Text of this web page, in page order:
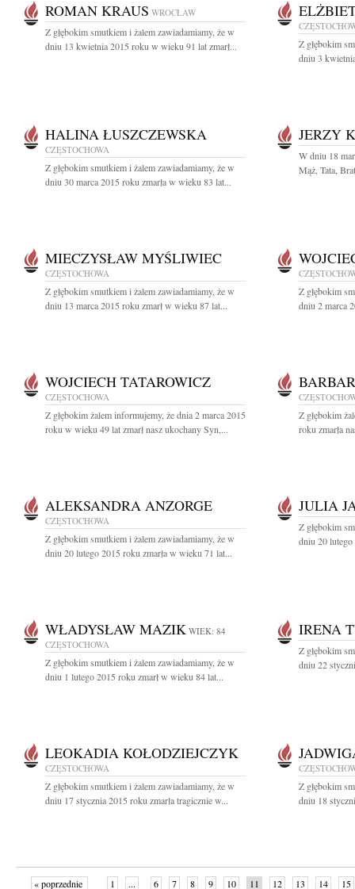
ROMAN KRAUS WROCŁAW
Z głębokim smutkiem i żalem zawiadamiamy, że w
dniu 13 kwietnia 2015 roku w wieku 91 lat zmarł...
Z głębokim
dniu 3
HALINA ŁUSZCZEWSKA
CZĘSTOCHOWA
Z głębokim smutkiem i żalem zawiadamiamy, że w
dniu 30 marca 2015 roku zmarła w wieku 83 lat...
JERZY
W dniu 18
Mąż, Tata,
MIECZYSŁAW MYŚLIWIEC
CZĘSTOCHOWA
Z głębokim smutkiem i żalem zawiadamiamy, że w
dniu 13 marca 2015 roku zmarł w wieku 87 lat...
Z głębokim
dniu 2 marca
WOJCIECH TATAROWICZ
CZĘSTOCHOWA
Z głębokim żalem informujemy, że dnia 2 marca 2015
roku w wieku 49 lat zmarł nasz ukochany Syn,...
Z głębokim
roku zmarła
ALEKSANDRA ANZORGE
CZĘSTOCHOWA
Z głębokim smutkiem i żalem zawiadamiamy, że w
dniu 20 lutego 2015 roku zmarła w wieku 71 lat...
JULIA
Z głębokim
dniu 20
WŁADYSŁAW MAZIK WIEK: 84
CZĘSTOCHOWA
Z głębokim smutkiem i żalem zawiadamiamy, że w
dniu 1 lutego 2015 roku zmarł w wieku 84 lat...
IRENA
Z głębokim
dniu 22
LEOKADIA KOŁODZIEJCZYK
CZĘSTOCHOWA
Z głębokim smutkiem i żalem zawiadamiamy, że w
dniu 17 stycznia 2015 roku zmarła tragicznie w...
Z głębokim
dniu 18
« poprzednie 1 ... 6 7 8 9 10 11 12 13 14 15